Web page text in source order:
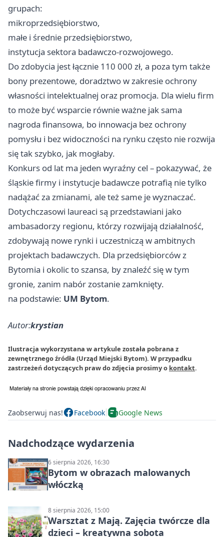
grupach:
mikroprzedsiębiorstwo,
małe i średnie przedsiębiorstwo,
instytucja sektora badawczo-rozwojowego.
Do zdobycia jest łącznie 110 000 zł, a poza tym także
bony prezentowe, doradztwo w zakresie ochrony
własności intelektualnej oraz promocja. Dla wielu firm
to może być wsparcie równie ważne jak sama
nagroda finansowa, bo innowacja bez ochrony
pomysłu i bez widoczności na rynku często nie rozwija
się tak szybko, jak mogłaby.
Konkurs od lat ma jeden wyraźny cel – pokazywać, że
śląskie firmy i instytucje badawcze potrafią nie tylko
nadążać za zmianami, ale też same je wyznaczać.
Dotychczasowi laureaci są przedstawiani jako
ambasadorzy regionu, którzy rozwijają działalność,
zdobywają nowe rynki i uczestniczą w ambitnych
projektach badawczych. Dla przedsiębiorców z
Bytomia i okolic to szansa, by znaleźć się w tym
gronie, zanim nabór zostanie zamknięty.
na podstawie: UM Bytom.
Autor:krystian
Ilustracja wykorzystana w artykule została pobrana z
zewnętrznego źródła (Urząd Miejski Bytom). W przypadku
zastrzeżeń dotyczących praw do zdjęcia prosimy o kontakt.
Zaobserwuj nas! Facebook Google News
Nadchodzące wydarzenia
6 sierpnia 2026, 16:30
Bytom w obrazach malowanych
włóczką
8 sierpnia 2026, 15:00
Warsztat z Mają. Zajęcia twórcze dla
dzieci – kreatywna sobota